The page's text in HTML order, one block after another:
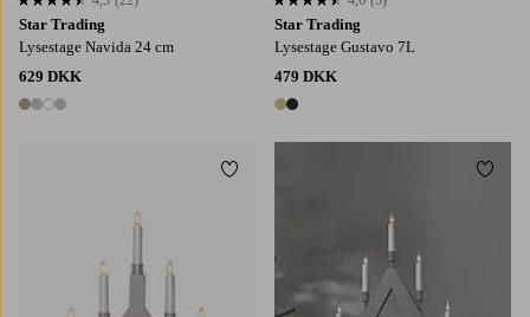
Star Trading
Lysestage Navida 24 cm
629 DKK
4 farver
4,3 baseret på 22 bedømmelser
Star Trading
Lysestage Gustavo 7L
479 DKK
2 farver
4,6 baseret på 5 bedømmelser
Tilføj til favoritter